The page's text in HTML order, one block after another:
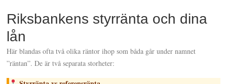
Riksbankens styrränta och dina
lån
Här blandas ofta två olika räntor ihop som båda går under namnet
”räntan”. De är två separata storheter: